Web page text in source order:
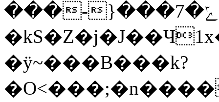
���-}���7�ݻ}
�ÿ~���B���k?